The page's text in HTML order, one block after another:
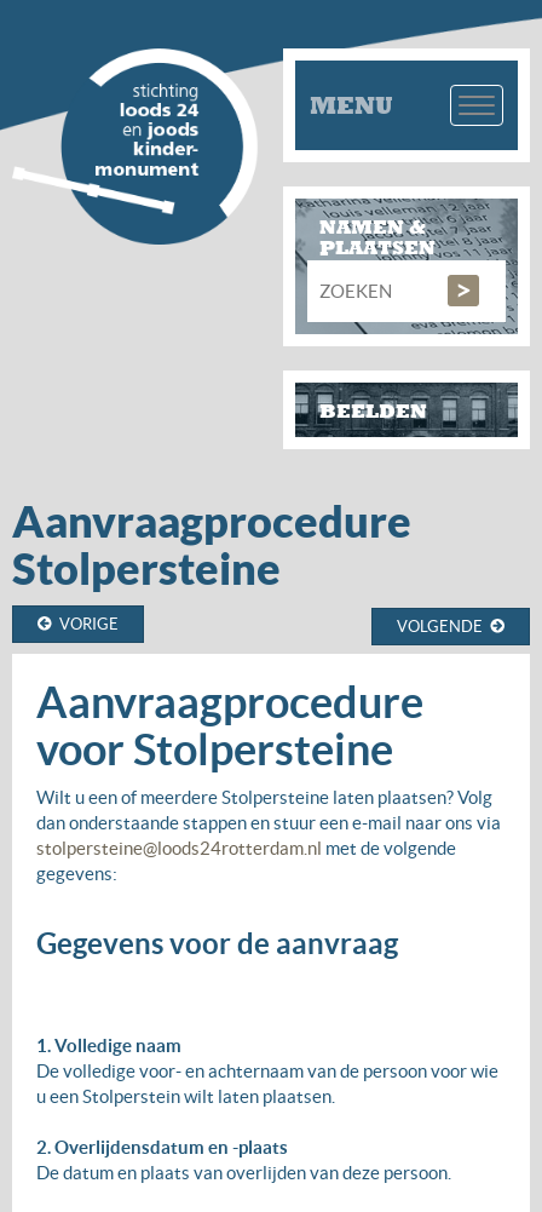
MENU
NAMEN &
PLAATSEN
BEELDEN
Aanvraagprocedure
Stolpersteine
VORIGE VOLGENDE
Aanvraagprocedure
voor Stolpersteine
Wilt u een of meerdere Stolpersteine laten plaatsen? Volg
dan onderstaande stappen en stuur een e-mail naar ons via
stolpersteine@loods24rotterdam.nl met de volgende
gegevens:
Gegevens voor de aanvraag
1. Volledige naam
De volledige voor- en achternaam van de persoon voor wie
u een Stolperstein wilt laten plaatsen.
2. Overlijdensdatum en -plaats
De datum en plaats van overlijden van deze persoon.